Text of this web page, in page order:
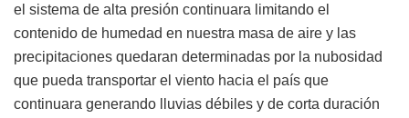
el sistema de alta presión continuara limitando el
contenido de humedad en nuestra masa de aire y las
precipitaciones quedaran determinadas por la nubosidad
que pueda transportar el viento hacia el país que
continuara generando lluvias débiles y de corta duración